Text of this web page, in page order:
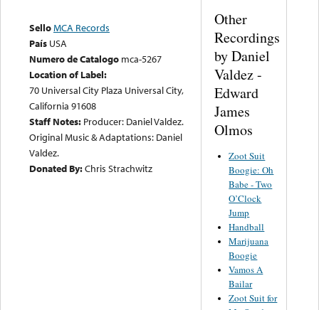
SelloMCA Records
País USA
Numero de Catalogo mca-5267
Location of Label:
70 Universal City Plaza Universal City,
California 91608
Staff Notes: Producer: Daniel Valdez.
Original Music & Adaptations: Daniel
Valdez.
Donated By:Chris Strachwitz
Other
Recordings
by Daniel
Valdez -
Edward
James
Olmos
Zoot Suit
Boogie: Oh
Babe - Two
O’Clock
Jump
Handball
Marijuana
Boogie
Vamos A
Bailar
Zoot Suit for